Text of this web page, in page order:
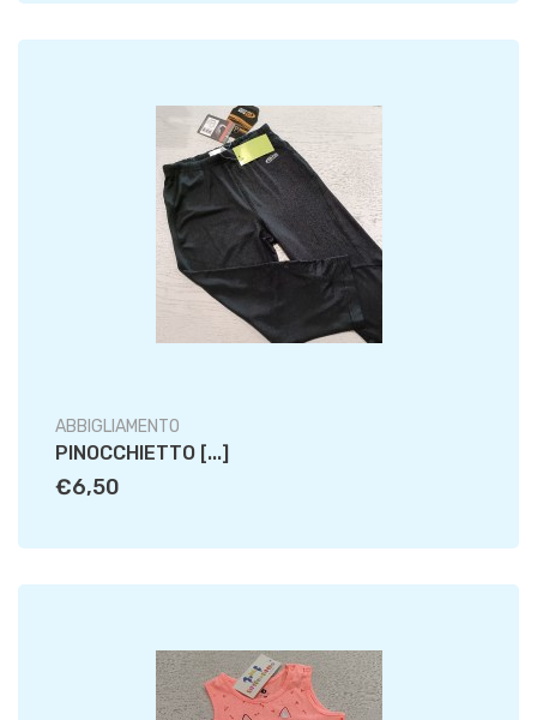
ABBIGLIAMENTO
PINOCCHIETTO [...]
€6,50